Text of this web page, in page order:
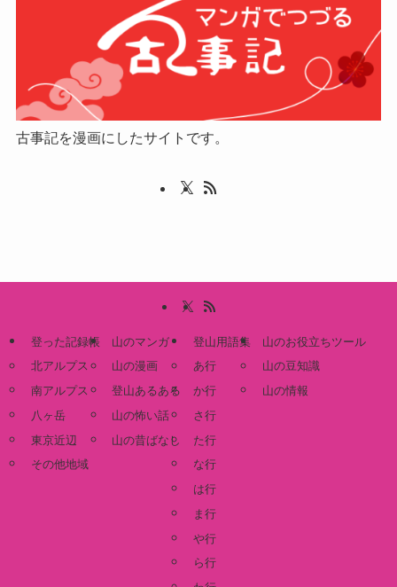
古事記を漫画にしたサイトです。
登った記録帳
北アルプス
南アルプス
八ヶ岳
東京近辺
その他地域
山のマンガ
山の漫画
登山あるある
山の怖い話
山の昔ばなし
登山用語集
あ行
か行
さ行
た行
な行
は行
ま行
や行
ら行
山のお役立ちツール
山の豆知識
山の情報